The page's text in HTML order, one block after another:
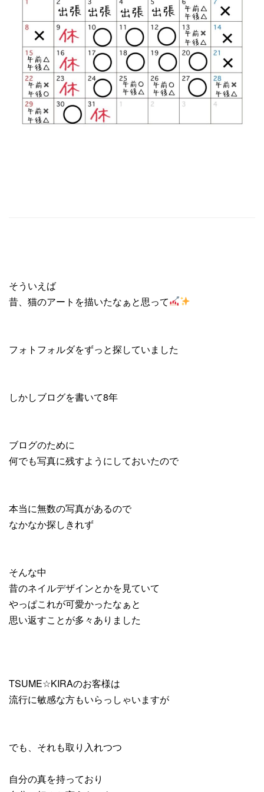
そういえば
昔、猫のアートを描いたなぁと思って
フォトフォルダをずっと探していました
しかしブログを書いて8年
ブログのために
何でも写真に残すようにしておいたので
本当に無数の写真があるので
なかなか探しきれず
そんな中
昔のネイルデザインとかを見ていて
やっぱこれが可愛かったなぁと
思い返すことが多々ありました
TSUME☆KIRAのお客様は
流行に敏感な方もいらっしゃいますが
でも、それも取り入れつつ
自分の真を持っており